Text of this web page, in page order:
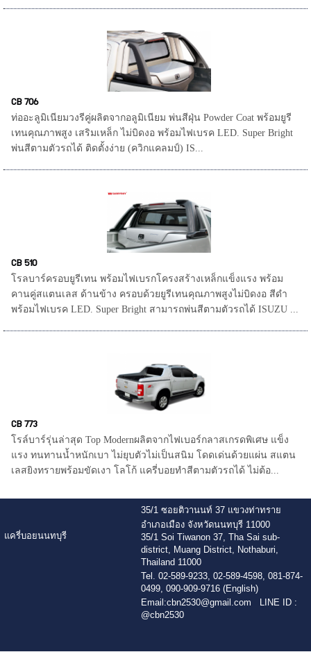
CB 706
ท่ออะลูมิเนียมวงรีคู่ผลิตจากอลูมิเนียม พ่นสีฝุ่น Powder Coat พร้อมยูรี
เทนคุณภาพสูง เสริมเหล็ก ไม่บิดงอ พร้อมไฟเบรค LED. Super Bright
พ่นสีตามตัวรถได้ ติดตั้งง่าย (ควิกแคลมป์) IS...
CB 510
โรลบาร์ครอบยูรีเทน พร้อมไฟเบรกโครงสร้างเหล็กแข็งแรง พร้อม
คานคู่สแตนเลส ด้านข้าง ครอบด้วยยูรีเทนคุณภาพสูงไม่บิดงอ สีดำ
พร้อมไฟเบรค LED. Super Bright สามารถพ่นสีตามตัวรถได้ ISUZU ...
CB 773
โรล์บาร์รุ่นล่าสุด Top Modernผลิตจากไฟเบอร์กลาสเกรดพิเศษ แข็ง
แรง ทนทานน้ำหนักเบา ไม่ยุบตัวไม่เป็นสนิม โดดเด่นด้วยแผ่น สแตน
เลสยิงทรายพร้อมขัดเงา โลโก้ แครี่บอยทำสีตามตัวรถได้ ไม่ต้อ...
แครี่บอยนนทบุรี
35/1 ซอยติวานนท์ 37 แขวงท่าทราย
อำเภอเมือง จังหวัดนนทบุรี 11000
35/1 Soi Tiwanon 37, Tha Sai sub-
district, Muang District, Nothaburi,
Thailand 11000
Tel. 02-589-9233, 02-589-4598, 081-874-
0499, 090-909-9716 (English)
Email:cbn2530@gmail.com LINE ID :
@cbn2530